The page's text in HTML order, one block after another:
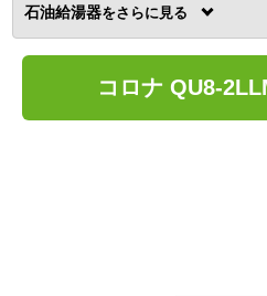
石油給湯器を
コロナ QU8-